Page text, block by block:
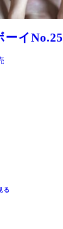
ーイNo.25
る